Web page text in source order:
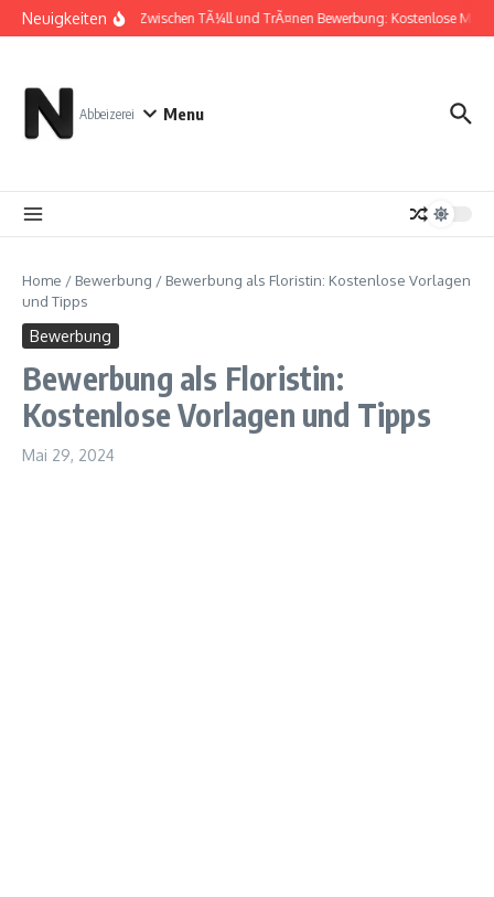
Zum Inhalt springen
Neuigkeiten Zwischen TÃ¼ll und TrÃ¤nen Bewerbung: Kostenlose
Abbeizerei Menu
Home / Bewerbung / Bewerbung als Floristin: Kostenlose Vorlagen
und Tipps
Bewerbung
Bewerbung als Floristin:
Kostenlose Vorlagen und Tipps
Mai 29, 2024